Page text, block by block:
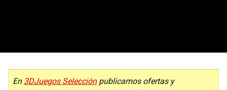
En 3DJuegos Selecciónpublicamos ofertas y